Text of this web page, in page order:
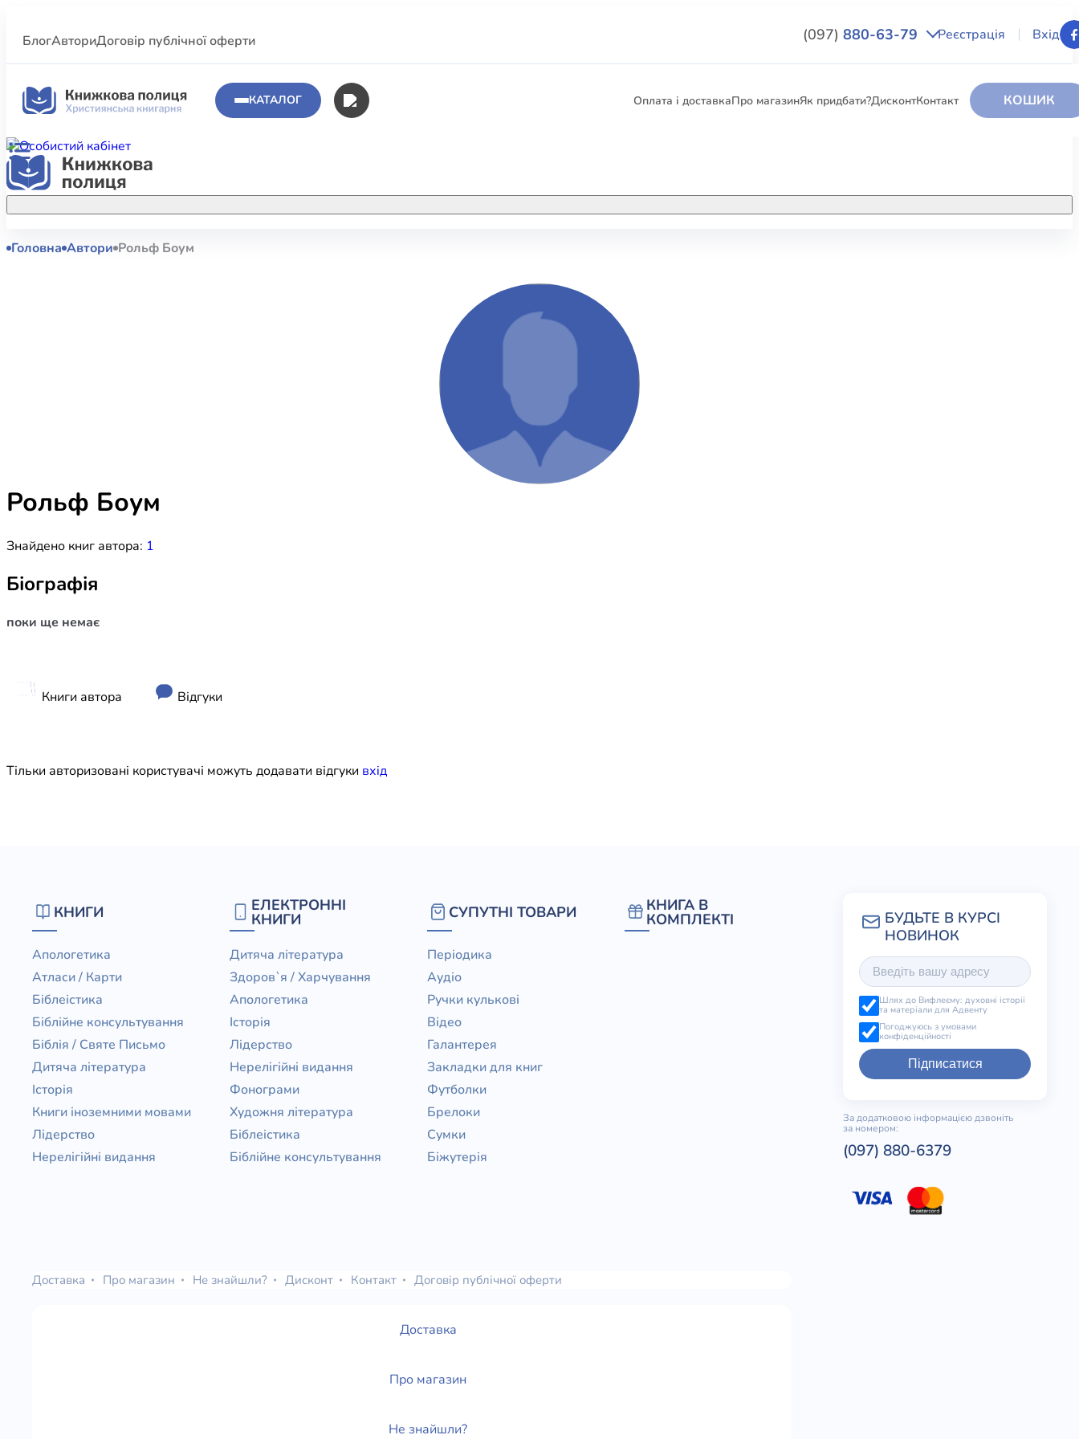
БлогАвториДоговір публічної оферти (097) 880-63-79 Реєстрація Вхід
КАТАЛОГ Оплата і доставкаПро магазинЯк придбати?ДисконтКонтакт КОШИК
Акційні пропозиції
полиці.
КНИГИ
Біблійне консультування
Художня література
ЕЛЕКТРОННІ КНИГИ
КНИГА В КОМПЛЕКТІ
Головна Автори Рольф Боум
Рольф Боум
Знайдено книг автора: 1
Біографія
поки ще немає
Книги автора Відгуки
Тільки авторизовані користувачі можуть додавати відгуки вхiд
КНИГИ
Апологетика
Атласи / Карти
Біблеістика
Біблійне консультування
Біблія / Святе Письмо
Дитяча література
Історія
Книги іноземними мовами
Лідерство
Нерелігійні видання
ЕЛЕКТРОННІ
КНИГИ
Дитяча література
Здоров`я / Харчування
Апологетика
Історія
Лідерство
Нерелігійні видання
Фонограми
Художня література
Біблеістика
Біблійне консультування
СУПУТНІ ТОВАРИ
Періодика
Аудіо
Ручки кулькові
Відео
Галантерея
Закладки для книг
Футболки
Брелоки
Сумки
Біжутерія
КНИГА В
КОМПЛЕКТІ
Шлях до Вифлеєму: духовні історії
та матеріали для Адвенту
Погоджуюсь з умовами
конфіденційності
Підписатися
За додатковою інформацією дзвоніть
за номером:
(097) 880-6379
Доставка Про магазин Не знайшли? Дисконт Контакт Договір публічної оферти
Доставка
Про магазин
Не знайшли?